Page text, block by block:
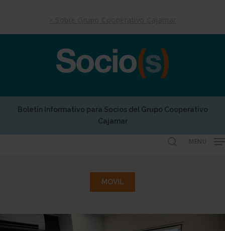
main
Boletín Informativo para Socios del Grupo Cooperativo
Cajamar
MENU
MOVIL